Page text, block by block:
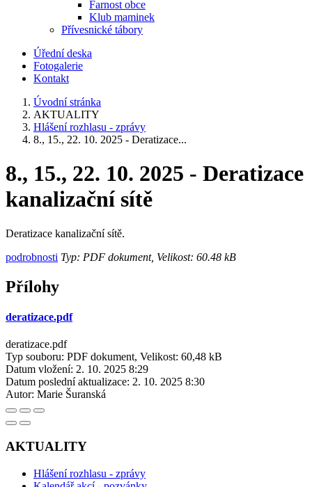
Farnost obce
Klub maminek
Přívesnické tábory
Úřední deska
Fotogalerie
Kontakt
Úvodní stránka
AKTUALITY
Hlášení rozhlasu - zprávy
8., 15., 22. 10. 2025 - Deratizace...
8., 15., 22. 10. 2025 - Deratizace
kanalizační sítě
Deratizace kanalizační sítě.
podrobnosti Typ: PDF dokument, Velikost: 60.48 kB
Přílohy
deratizace.pdf
deratizace.pdf
Typ souboru: PDF dokument, Velikost: 60,48 kB
Datum vložení: 2. 10. 2025 8:29
Datum poslední aktualizace: 2. 10. 2025 8:30
Autor: Marie Šuranská
AKTUALITY
Hlášení rozhlasu - zprávy